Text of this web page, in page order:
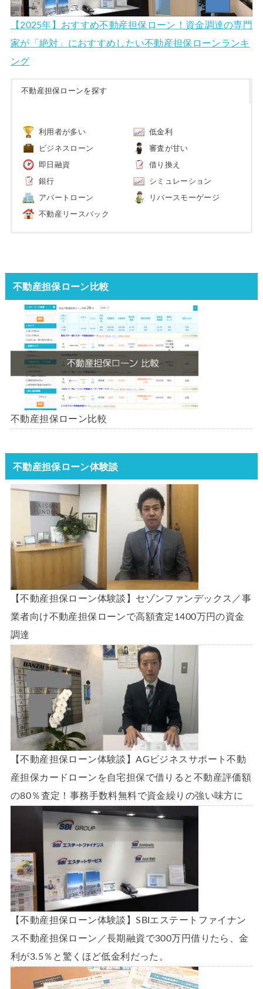
【2025年】おすすめ不動産担保ローン！資金調達の専門
家が「絶対」におすすめしたい不動産担保ローンランキ
ング
不動産担保ローンを探す
利用者が多い 低金利
ビジネスローン 審査が甘い
即日融資 借り換え
銀行 シミュレーション
アパートローン リバースモーゲージ
不動産リースバック
不動産担保ローン比較
不動産担保ローン比較
不動産担保ローン体験談
【不動産担保ローン体験談】セゾンファンデックス／事
業者向け不動産担保ローンで高額査定1400万円の資金
調達
【不動産担保ローン体験談】AGビジネスサポート不動
産担保カードローンを自宅担保で借りると不動産評価額
の80％査定！事務手数料無料で資金繰りの強い味方に
【不動産担保ローン体験談】SBIエステートファイナン
ス不動産担保ローン／長期融資で300万円借りたら、金
利が3.5％と驚くほど低金利だった。